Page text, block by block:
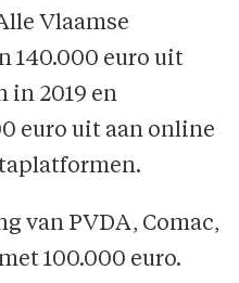
Vlaamse
140.000 euro uit
in 2019 en
euro uit aan online
van PVDA, Comac,
100.000 euro.